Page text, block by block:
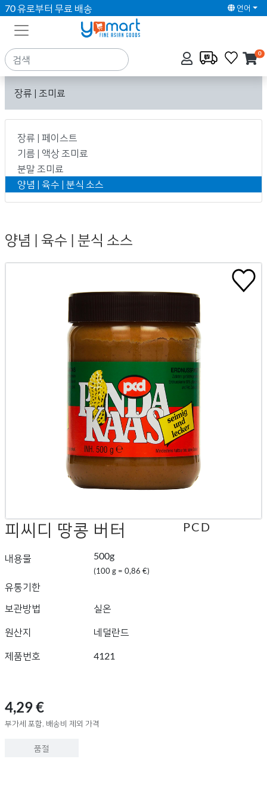
70 유로부터 무료 배송 언어
0
장류 | 조미료
장류 | 페이스트
기름 | 액상 조미료
분말 조미료
양념 | 육수 | 분식 소스
양념 | 육수 | 분식 소스
피씨디 땅콩 버터
내용물 500g
(100 g = 0,86 €)
유통기한
보관방법
실온
원산지 네덜란드
제품번호 4121
PCD
4,29 €
부가세 포함, 배송비 제외 가격
품절